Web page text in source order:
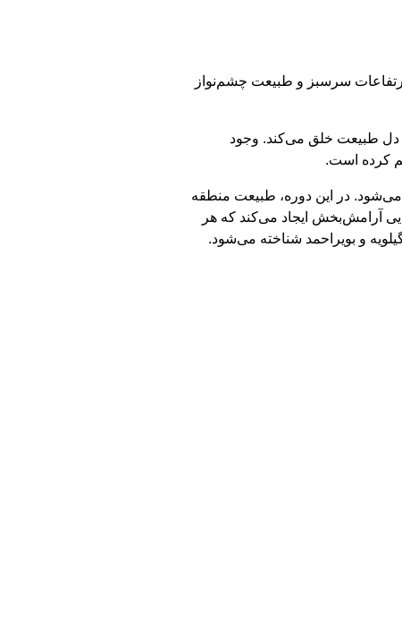
ارتفاعات سرسبز و طبیعت چشم‌نواز
دل طبیعت خلق می‌کند. وجود
کرده است.
می‌شود. در این دوره، طبیعت منطقه
آرامش‌بخش ایجاد می‌کند که هر
و بویراحمد شناخته می‌شود.